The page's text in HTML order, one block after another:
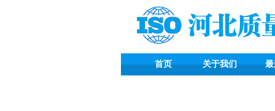
首页 关于我们 最